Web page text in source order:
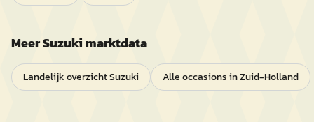
MeerSuzukimarktdata
Landelijk overzichtSuzuki Alle occasions inZuid-Holland